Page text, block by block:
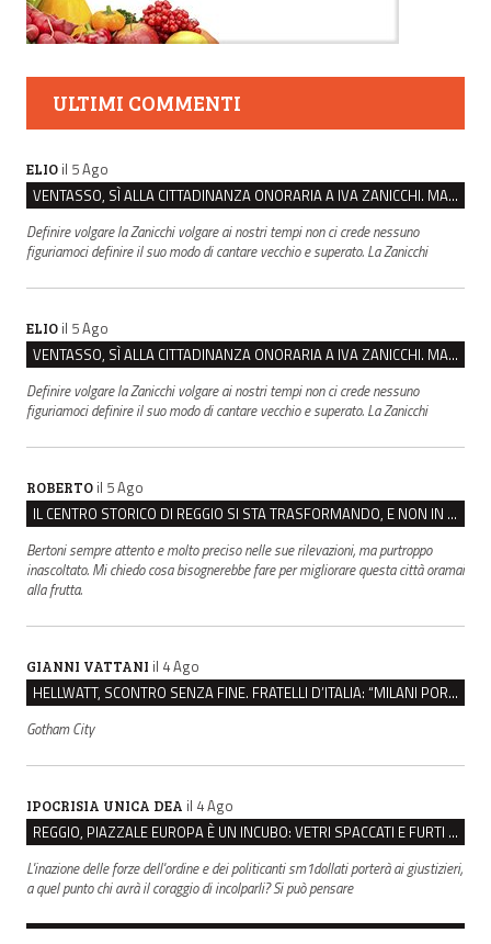
ULTIMI COMMENTI
ELIO il 5 Ago
VENTASSO, SÌ ALLA CITTADINANZA ONORARIA A IVA ZANICCHI. MA BARGIACCHI: “È DI PESSIMO GUSTO”
Definire volgare la Zanicchi volgare ai nostri tempi non ci crede nessuno
figuriamoci definire il suo modo di cantare vecchio e superato. La Zanicchi
ELIO il 5 Ago
VENTASSO, SÌ ALLA CITTADINANZA ONORARIA A IVA ZANICCHI. MA BARGIACCHI: “È DI PESSIMO GUSTO”
Definire volgare la Zanicchi volgare ai nostri tempi non ci crede nessuno
figuriamoci definire il suo modo di cantare vecchio e superato. La Zanicchi
ROBERTO il 5 Ago
IL CENTRO STORICO DI REGGIO SI STA TRASFORMANDO, E NON IN MEGLIO
Bertoni sempre attento e molto preciso nelle sue rilevazioni, ma purtroppo
inascoltato. Mi chiedo cosa bisognerebbe fare per migliorare questa città oramai
alla frutta.
GIANNI VATTANI il 4 Ago
HELLWATT, SCONTRO SENZA FINE. FRATELLI D’ITALIA: “MILANI PORTA DOCUMENTI, DE FRANCO INSULTI”
Gotham City
IPOCRISIA UNICA DEA il 4 Ago
REGGIO, PIAZZALE EUROPA È UN INCUBO: VETRI SPACCATI E FURTI SULLE AUTO IN SOSTA
L'inazione delle forze dell'ordine e dei politicanti sm1dollati porterà ai giustizieri,
a quel punto chi avrà il coraggio di incolparli? Si può pensare